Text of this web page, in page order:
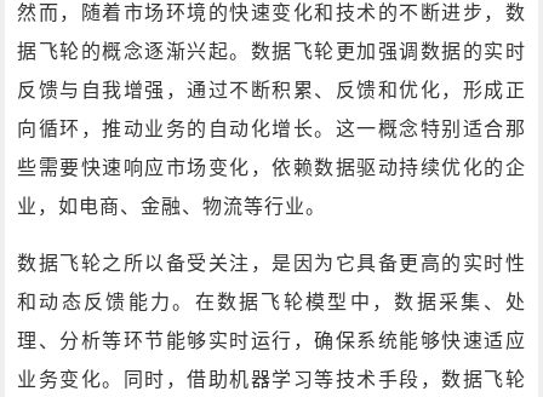
然而，随着市场环境的快速变化和技术的不断进步，数
据飞轮的概念逐渐兴起。数据飞轮更加强调数据的实时
反馈与自我增强，通过不断积累、反馈和优化，形成正
向循环，推动业务的自动化增长。这一概念特别适合那
些需要快速响应市场变化，依赖数据驱动持续优化的企
业，如电商、金融、物流等行业。
数据飞轮之所以备受关注，是因为它具备更高的实时性
和动态反馈能力。在数据飞轮模型中，数据采集、处
理、分析等环节能够实时运行，确保系统能够快速适应
业务变化。同时，借助机器学习等技术手段，数据飞轮